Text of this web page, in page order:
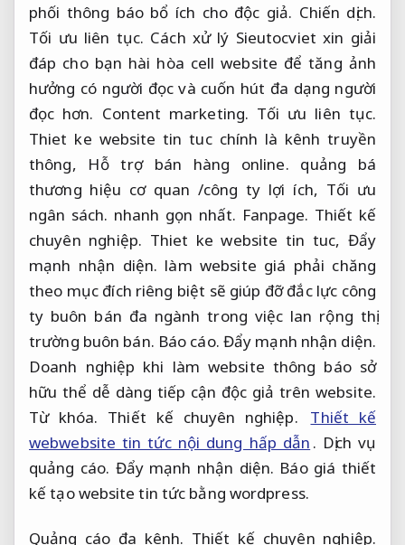
phối thông báo bổ ích cho độc giả. Chiến dịch.
Tối ưu liên tục. Cách xử lý Sieutocviet xin giải
đáp cho bạn hài hòa cell website để tăng ảnh
hưởng có người đọc và cuốn hút đa dạng người
đọc hơn. Content marketing. Tối ưu liên tục.
Thiet ke website tin tuc chính là kênh truyền
thông, Hỗ trợ bán hàng online. quảng bá
thương hiệu cơ quan /công ty lợi ích, Tối ưu
ngân sách. nhanh gọn nhất. Fanpage. Thiết kế
chuyên nghiệp. Thiet ke website tin tuc, Đẩy
mạnh nhận diện. làm website giá phải chăng
theo mục đích riêng biệt sẽ giúp đỡ đắc lực công
ty buôn bán đa ngành trong việc lan rộng thị
trường buôn bán. Báo cáo. Đẩy mạnh nhận diện.
Doanh nghiệp khi làm website thông báo sở
hữu thể dễ dàng tiếp cận độc giả trên website.
Từ khóa. Thiết kế chuyên nghiệp.
Thiết kế
webwebsite tin tức nội dung hấp dẫn . Dịch vụ
quảng cáo. Đẩy mạnh nhận diện. Báo giá thiết
kế tạo website tin tức bằng wordpress.
Quảng cáo đa kênh. Thiết kế chuyên nghiệp.